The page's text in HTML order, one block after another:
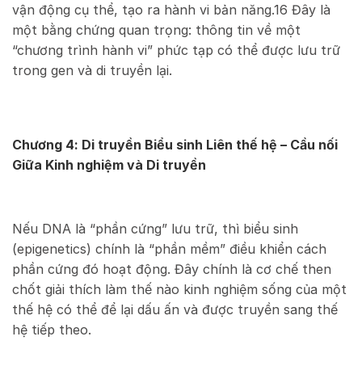
vận động cụ thể, tạo ra hành vi bản năng.16 Đây là
một bằng chứng quan trọng: thông tin về một
“chương trình hành vi” phức tạp có thể được lưu trữ
trong gen và di truyền lại.
Chương 4: Di truyền Biểu sinh Liên thế hệ – Cầu nối
Giữa Kinh nghiệm và Di truyền
Nếu DNA là “phần cứng” lưu trữ, thì biểu sinh
(epigenetics) chính là “phần mềm” điều khiển cách
phần cứng đó hoạt động. Đây chính là cơ chế then
chốt giải thích làm thế nào kinh nghiệm sống của một
thế hệ có thể để lại dấu ấn và được truyền sang thế
hệ tiếp theo.